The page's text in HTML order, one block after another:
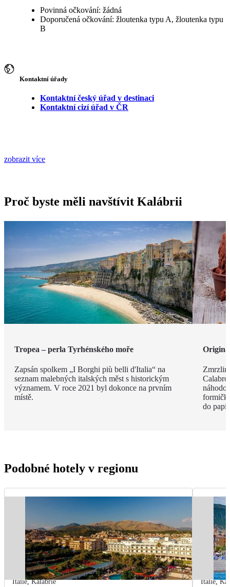
Povinná očkování: žádná
Doporučená očkování: žloutenka typu A, žloutenka typu
B
Kontaktní úřady
Kontaktní český úřad v destinaci
Kontaktní cizí úřad v ČR
zobrazit více
Proč byste měli navštívit Kalábrii
Tropea – perla Tyrhénského moře
Zapsán spolkem „I Borghi più belli d'Italia“ na
seznam malebných italských měst s historickým
významem. V roce 2021 byl dokonce na prvním
místě.
do
Podobné hotely v regionu
Itálie,Kalábrie Itálie,